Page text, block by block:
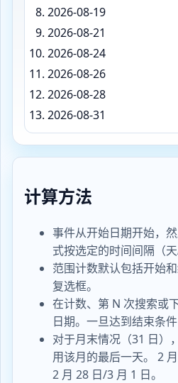
2026-08-19
2026-08-21
2026-08-24
2026-08-26
2026-08-28
2026-08-31
范围内出现次数: 13 (2026-
2026-08-03 2026-08-05
https://calcbe.com/zh-cn/
计算方法
事件从开始日期开始，
式按选定的时间间隔（
范围计数默认包括开始
复选框。
在计数、第 N 次搜索或
日期。一旦达到结束条
对于月末情况（31 日）
用该月的最后一天。 2
2 月 28 日/3 月 1 日。